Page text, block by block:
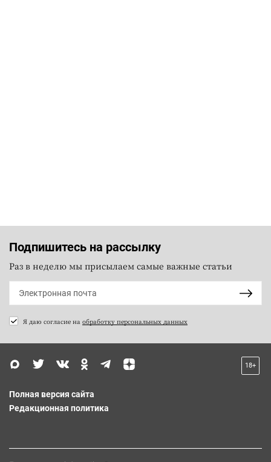
Подпишитесь на рассылку
Раз в неделю мы присылаем самые важные статьи
Я даю согласие на обработку персональных данных
18+
Полная версия сайта
Редакционная политика